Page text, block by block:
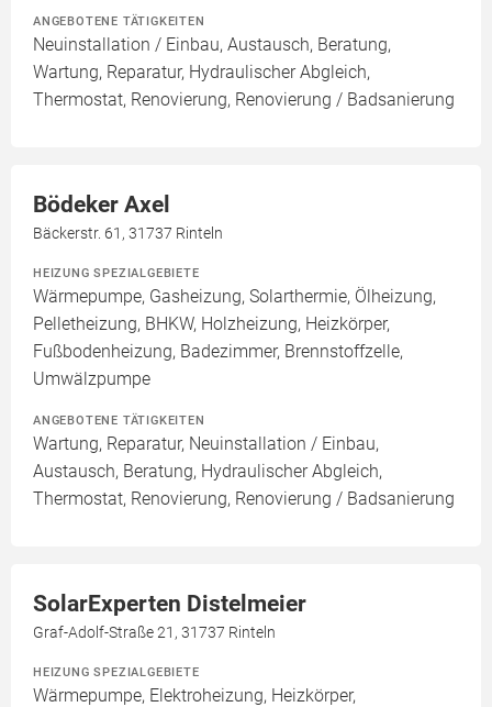
ANGEBOTENE TÄTIGKEITEN
Neuinstallation / Einbau, Austausch, Beratung,
Wartung, Reparatur, Hydraulischer Abgleich,
Thermostat, Renovierung, Renovierung / Badsanierung
Bödeker Axel
Bäckerstr. 61, 31737 Rinteln
HEIZUNG SPEZIALGEBIETE
Wärmepumpe, Gasheizung, Solarthermie, Ölheizung,
Pelletheizung, BHKW, Holzheizung, Heizkörper,
Fußbodenheizung, Badezimmer, Brennstoffzelle,
Umwälzpumpe
ANGEBOTENE TÄTIGKEITEN
Wartung, Reparatur, Neuinstallation / Einbau,
Austausch, Beratung, Hydraulischer Abgleich,
Thermostat, Renovierung, Renovierung / Badsanierung
SolarExperten Distelmeier
Graf-Adolf-Straße 21, 31737 Rinteln
HEIZUNG SPEZIALGEBIETE
Wärmepumpe, Elektroheizung, Heizkörper,